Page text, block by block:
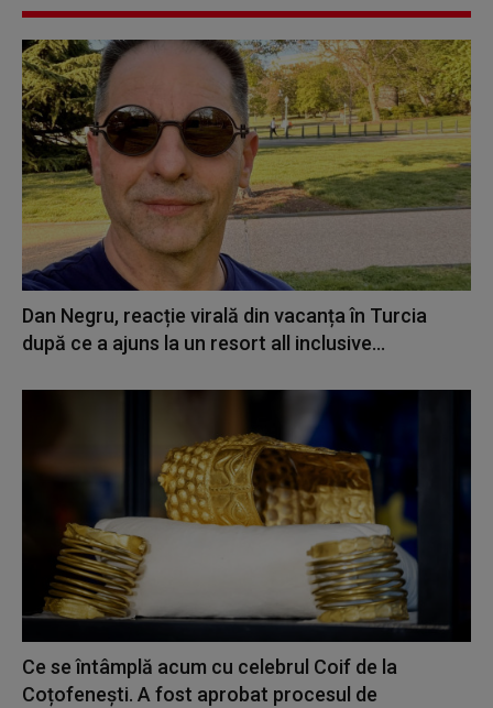
Dan Negru, reacție virală din vacanța în Turcia
după ce a ajuns la un resort all inclusive...
Ce se întâmplă acum cu celebrul Coif de la
Coțofenești. A fost aprobat procesul de